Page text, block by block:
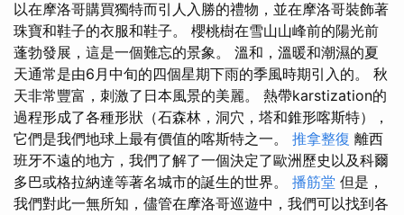
以在摩洛哥購買獨特而引人入勝的禮物，並在摩洛哥裝飾著
珠寶和鞋子的衣服和鞋子。 櫻桃樹在雪山山峰前的陽光前
蓬勃發展，這是一個難忘的景象。 溫和，溫暖和潮濕的夏
天通常是由6月中旬的四個星期下雨的季風時期引入的。 秋
天非常豐富，刺激了日本風景的美麗。 熱帶karstization的
過程形成了各種形狀（石森林，洞穴，塔和錐形喀斯特），
它們是我們地球上最有價值的喀斯特之一。 推拿整復 離西
班牙不遠的地方，我們了解了一個決定了歐洲歷史以及科爾
多巴或格拉納達等著名城市的誕生的世界。 播筋堂 但是，
我們對此一無所知，儘管在摩洛哥巡遊中，我們可以找到各